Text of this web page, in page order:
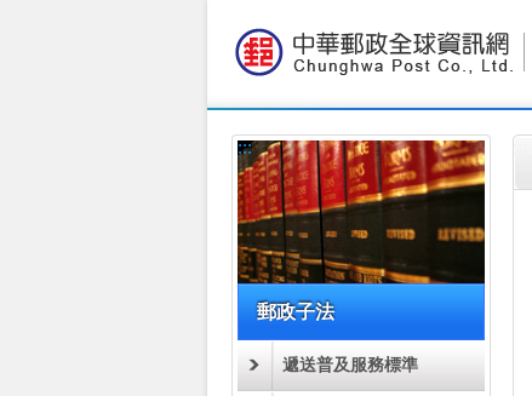
跳到主要內容區塊
:::
郵政子法
遞送普及服務標準